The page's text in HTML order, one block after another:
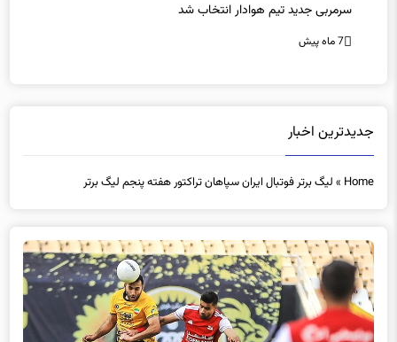
سرمربی جدید تیم هوادار انتخاب شد
7 ماه پیش
جدیدترین اخبار
Home
» لیگ برتر فوتبال ایران سپاهان تراکتور هفته پنجم لیگ برتر